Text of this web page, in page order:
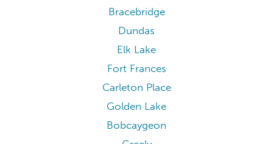
Bracebridge
Dundas
Elk Lake
Fort Frances
Carleton Place
Golden Lake
Bobcaygeon